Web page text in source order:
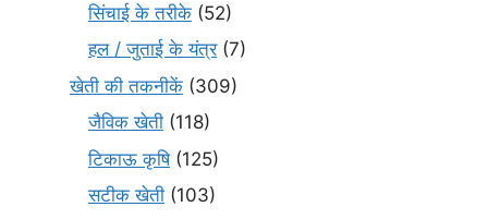
सिंचाई के तरीके (52)
हल / जुताई के यंत्र(7)
खेती की तकनीकें (309)
जैविक खेती (118)
टिकाऊ कृषि(125)
सटीक खेती (103)